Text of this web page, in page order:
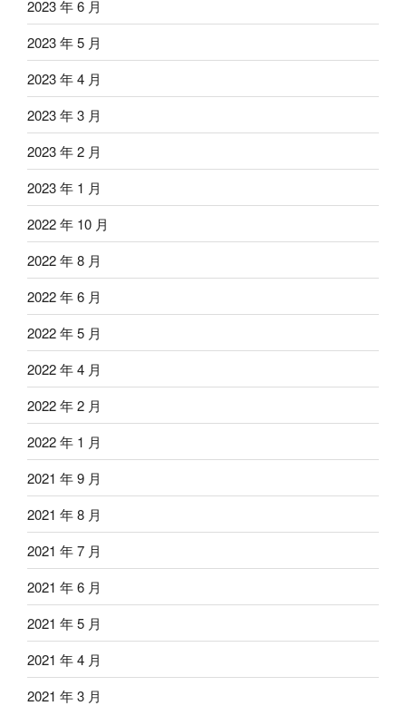
2023 年 6 月
2023 年 5 月
2023 年 4 月
2023 年 3 月
2023 年 2 月
2023 年 1 月
2022 年 10 月
2022 年 8 月
2022 年 6 月
2022 年 5 月
2022 年 4 月
2022 年 2 月
2022 年 1 月
2021 年 9 月
2021 年 8 月
2021 年 7 月
2021 年 6 月
2021 年 5 月
2021 年 4 月
2021 年 3 月